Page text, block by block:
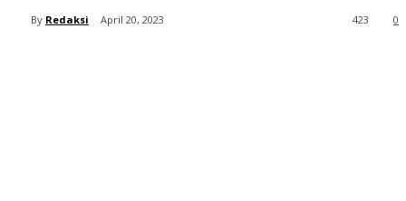
By Redaksi April 20, 2023 0
423